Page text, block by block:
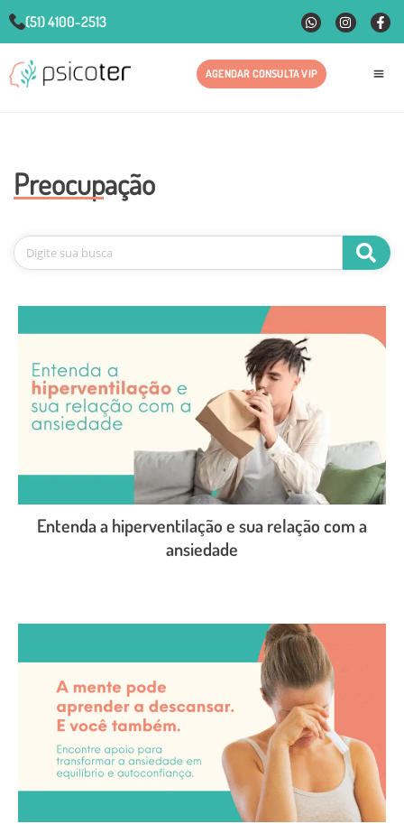
(51) 4100-2513
AGENDAR CONSULTA VIP
Preocupação
Entenda a hiperventilação e sua relação com a
ansiedade